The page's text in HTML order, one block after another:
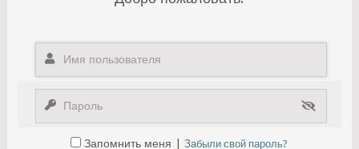
Запомнить меня |Забыли свой пароль?